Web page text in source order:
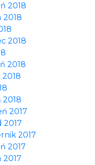
2018
2018
2018
2018
2018
2017
2017
2017
2017
2017